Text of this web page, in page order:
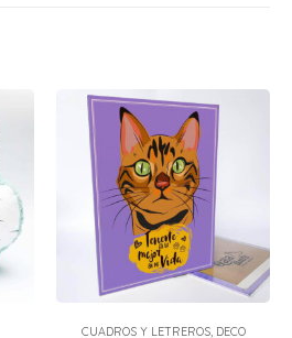
CUADROS Y LETREROS, DECO